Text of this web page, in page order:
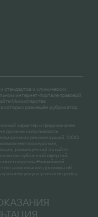
стандартов и клинических
интернет-портале правовой
Министерства
которых размещён рубрикатор
характер и предназначен
должны использовать
рекомендаций. ООО
последствия,
размещенной на сайте.
публичной офертой,
кодекса Российской
на основании договора об
услуги уточнять цены у